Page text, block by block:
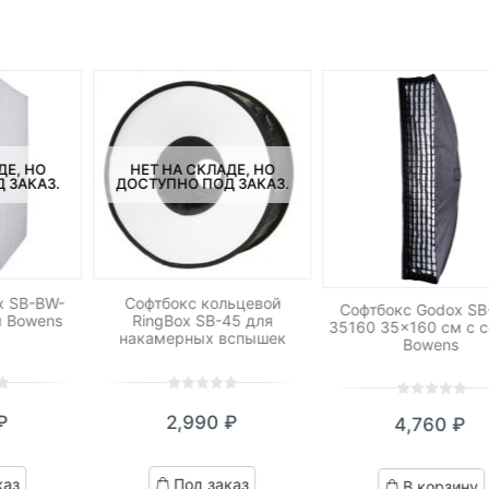
НО
ЗАКАЗ.
SB-BW-
НЕТ НА СКЛАДЕ, НО
ДОСТУПНО ПОД ЗАКАЗ.
Софтбокс кольцевой
RingBox SB-45 для
накамерных вспышек
out
based
on
2,990 ₽
Под заказ
Софтбокс Godox
35160 35×160 см с
Bowens
out
based
4,760₽